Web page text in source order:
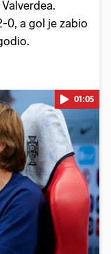
0, a gol je zabio
01:05